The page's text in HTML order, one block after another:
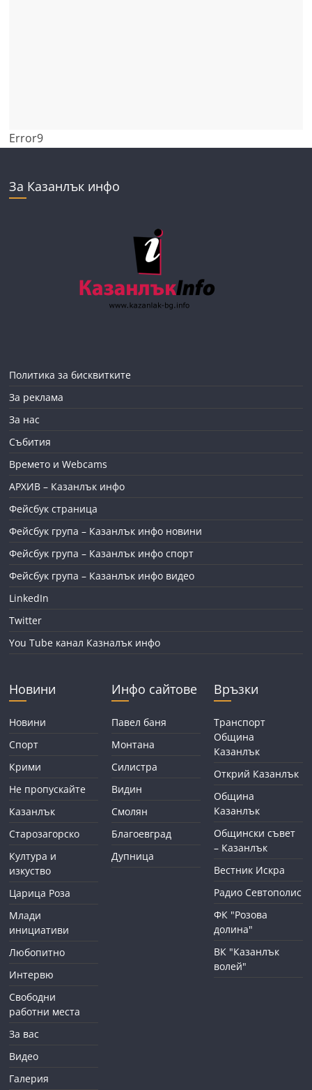
Error9
За Казанлък инфо
Политика за бисквитките
За реклама
За нас
Събития
Времето и Webcams
АРХИВ – Казанлък инфо
Фейсбук страница
Фейсбук група – Казанлък инфо новини
Фейсбук група – Казанлък инфо спорт
Фейсбук група – Казанлък инфо видео
LinkedIn
Twitter
You Tube канал Казналък инфо
Новини
Новини
Спорт
Крими
Не пропускайте
Казанлък
Старозагорско
Култура и
изкуство
Царица Роза
Млади
инициативи
Любопитно
Интервю
Свободни
работни места
За вас
Видео
Галерия
Инфо сайтове
Павел баня
Монтана
Силистра
Видин
Смолян
Благоевград
Дупница
Връзки
Транспорт
Община
Казанлък
Открий Казанлък
Община
Казанлък
Общински съвет
– Казанлък
Вестник Искра
Радио Севтополис
ФК "Розова
долина"
ВК "Казанлък
волей"